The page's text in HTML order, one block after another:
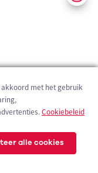
met het gebruik
Cookiebeleid
alle cookies